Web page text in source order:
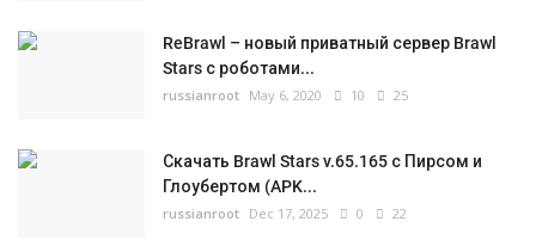
ReBrawl – новый приватный сервер Brawl
Stars с роботами...
russianroot May 6, 2020 10 25
Скачать Brawl Stars v.65.165 с Пирсом и
Глоубертом (APK...
russianroot Dec 17, 2025 0 22